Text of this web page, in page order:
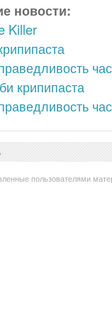
новости:
Killer
крипипаста
пользователями